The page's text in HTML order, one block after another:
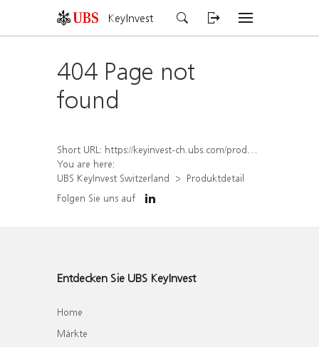
KeyInvest
404 Page not
found
Short URL: https://keyinvest-ch.ubs.com/produkt/detail/index/isin/CH1574362310
You are here:
UBS KeyInvest Switzerland
Produktdetail
Folgen Sie uns auf
Entdecken Sie UBS KeyInvest
Home
Märkte